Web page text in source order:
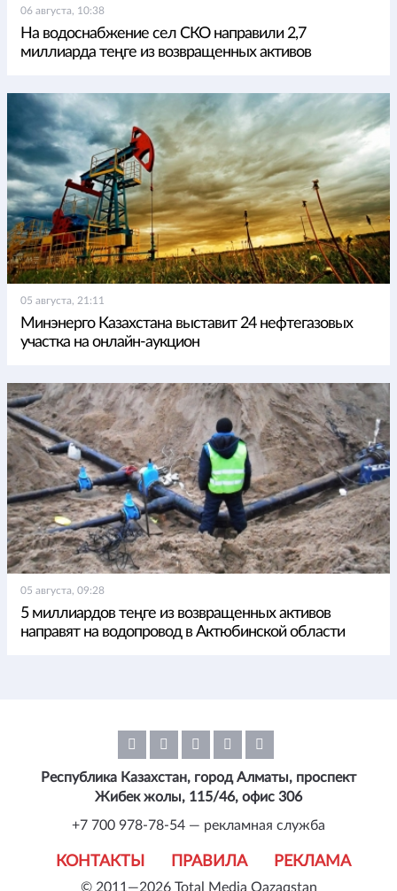
06 августа, 10:38
На водоснабжение сел СКО направили 2,7
миллиарда теңге из возвращенных активов
05 августа, 21:11
Минэнерго Казахстана выставит 24 нефтегазовых
участка на онлайн-аукцион
05 августа, 09:28
5 миллиардов теңге из возвращенных активов
направят на водопровод в Актюбинской области
© 2011—2026 Total Media Qazaqstan
КОНТАКТЫ ПРАВИЛА РЕКЛАМА
Республика Казахстан, город Алматы, проспект
Жибек жолы, 115/46, офис 306
+7 700 978-78-54 — рекламная служба